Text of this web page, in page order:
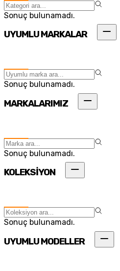
Sonuç bulunamadı.
UYUMLU MARKALAR
Sonuç bulunamadı.
MARKALARIMIZ
Sonuç bulunamadı.
KOLEKSİYON
Sonuç bulunamadı.
UYUMLU MODELLER